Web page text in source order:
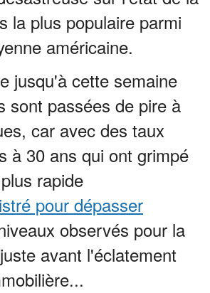
la plus populaire parmi
américaine.
jusqu'à cette semaine
sont passées de pire à
car avec des taux
à 30 ans qui ont grimpé
rapide
pour dépasser
observés pour la
avant l'éclatement